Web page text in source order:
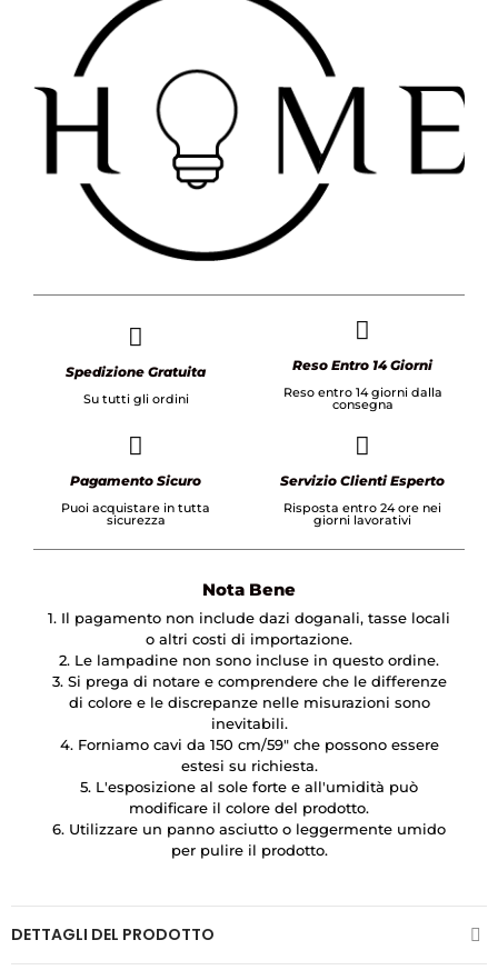
Spedizione Gratuita
Su tutti gli ordini
Reso Entro 14 Giorni
Reso entro 14 giorni dalla
consegna
Pagamento Sicuro
Puoi acquistare in tutta
sicurezza
Servizio Clienti Esperto
Risposta entro 24 ore nei
giorni lavorativi
Nota Bene
1. Il pagamento non include dazi doganali, tasse locali
o altri costi di importazione.
2. Le lampadine non sono incluse in questo ordine.
3. Si prega di notare e comprendere che le differenze
di colore e le discrepanze nelle misurazioni sono
inevitabili.
4. Forniamo cavi da 150 cm/59″ che possono essere
estesi su richiesta.
5. L'esposizione al sole forte e all'umidità può
modificare il colore del prodotto.
6. Utilizzare un panno asciutto o leggermente umido
per pulire il prodotto.
DETTAGLI DEL PRODOTTO